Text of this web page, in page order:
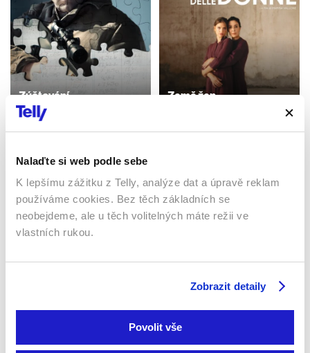
Nalaďte si web podle sebe
K lepšímu zážitku z Telly, analýze dat a úpravě reklam
používáme cookies. Bez těch základních se
neobejdeme, ale u těch volitelných máte režii ve
vlastních rukou.
Zobrazit detaily
Povolit vše
Zúčtování
2016 | USA | 128 min
Filmy / Drama / Akční
Země žen
Sledujte kdekoliv až na 6 zařízeních
Sledovat internetovou televizi jde odkudkoliv
po celé EU, a to až na 6 zařízeních.